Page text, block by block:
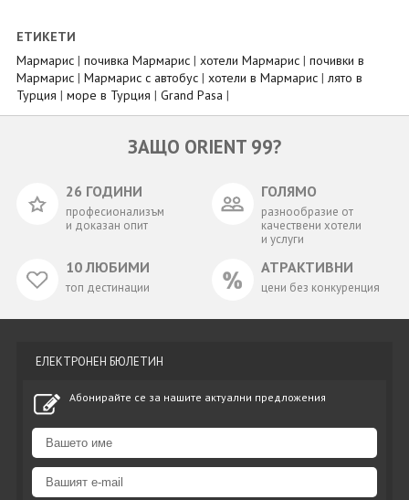
ЕТИКЕТИ
Мармарис | почивка Мармарис | хотели Мармарис | почивки в
Мармарис | Мармарис с автобус | хотели в Мармарис | лято в
Турция | море в Турция | Grand Pasa |
ЗАЩО ORIENT 99?
26 ГОДИНИ
професионализъм
и доказан опит
ГОЛЯМО
разнообразие от
качествени хотели
и услуги
10 ЛЮБИМИ
топ дестинации
АТРАКТИВНИ
цени без конкуренция
ЕЛЕКТРОНЕН БЮЛЕТИН
Абонирайте се за нашите актуални предложения